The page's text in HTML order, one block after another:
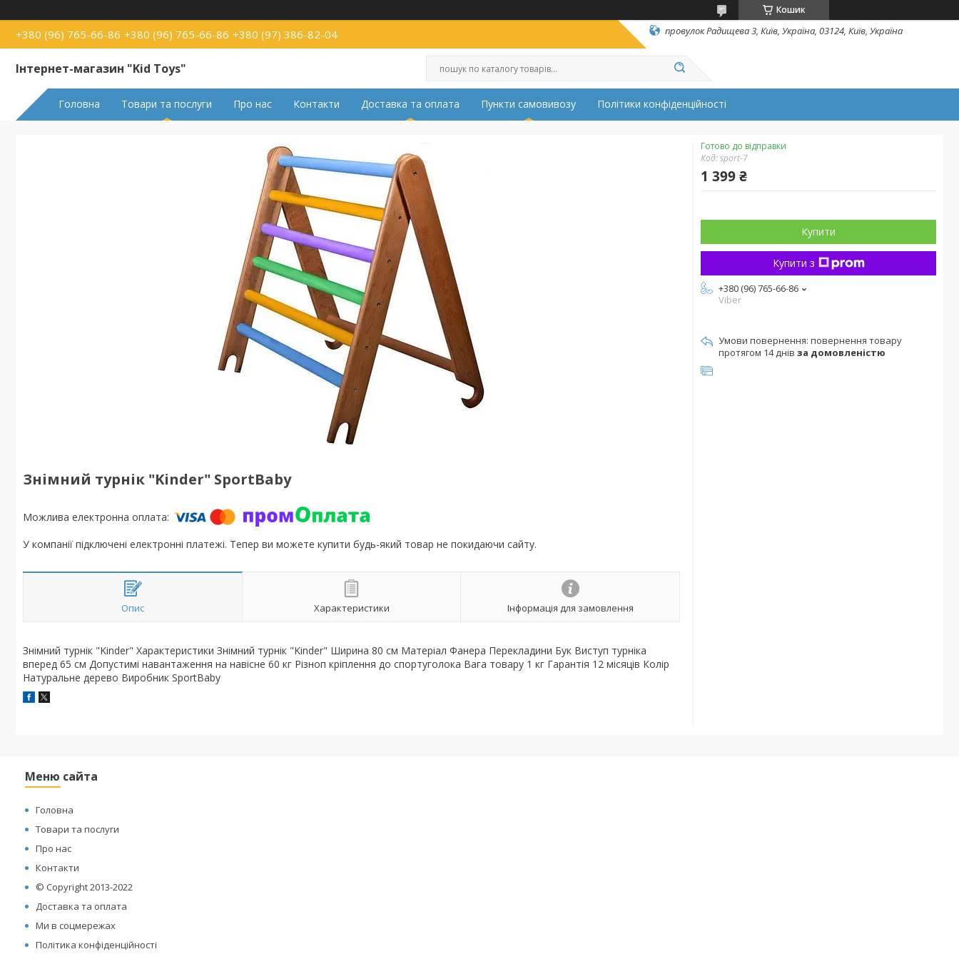
Кошик
+380 (96) 765-66-86 +380 (96) 765-66-86 +380 (97) 386-82-04 провулок Радищева 3, Київ, Україна, 03124, Київ, Україна
Інтернет-магазин "Kid Toys"
Головна Товари та послуги Про нас Контакти Доставка та оплата Пункти самовивозу Політики конфіденційності
Знімний турнік "Kinder" SportBaby
У компанії підключені електронні платежі. Тепер ви можете купити будь-який товар не покидаючи сайту.
Опис Характеристики Інформація для замовлення
Знімний турнік "Kinder" Характеристики Знімний турнік "Kinder" Ширина 80 см Матеріал Фанера Перекладини Бук Виступ турніка
вперед 65 см Допустимі навантаження на навісне 60 кг Різноп кріплення до спортуголока Вага товару 1 кг Гарантія 12 місяців Колір
Натуральне дерево Виробник SportBaby
Готово до відправки
Код:sport-7
1 399 ₴
Купити
Купити з
+380 (96) 765-66-86
Viber
повернення товару
протягом 14 днів за домовленістю
Меню сайта
Головна
Товари та послуги
Про нас
Контакти
© Copyright 2013-2022
Доставка та оплата
Ми в соцмережах
Політика конфіденційності